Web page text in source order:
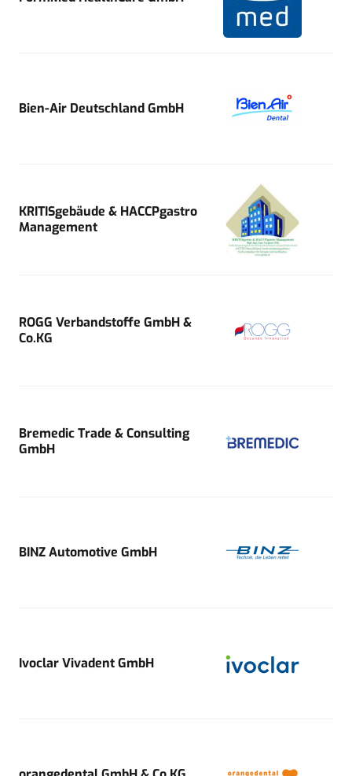
Bien-Air Deutschland GmbH
KRITISgebäude & HACCPgastro
Management
ROGG Verbandstoffe GmbH &
Co.KG
Bremedic Trade & Consulting
GmbH
BINZ Automotive GmbH
Ivoclar Vivadent GmbH